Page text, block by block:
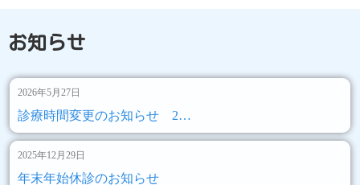
お知らせ
2026年5月27日
診療時間変更のお知らせ 2…
2025年12月29日
年末年始休診のお知らせ